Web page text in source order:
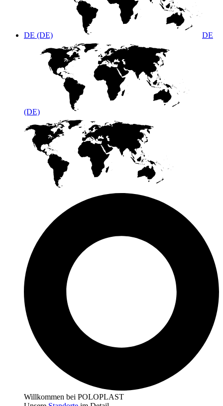
DE (DE) DE
(DE)
Willkommen bei POLOPLAST